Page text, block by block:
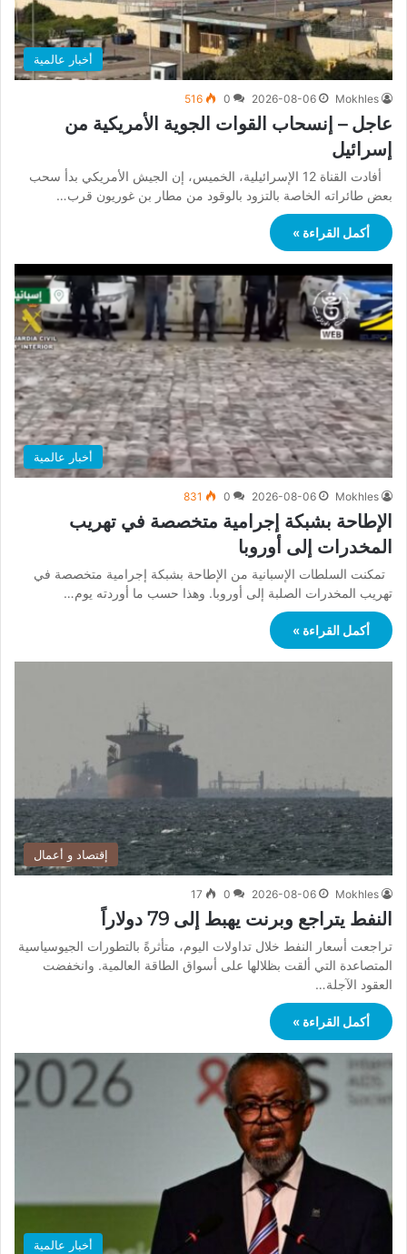
أخبار عالمية
Mokhles
2026-08-06
0
516
عاجل – إنسحاب القوات الجوية الأمريكية من
إسرائيل
أفادت القناة 12 الإسرائيلية، الخميس، إن الجيش الأمريكي بدأ سحب
بعض طائراته الخاصة بالتزود بالوقود من مطار بن غوريون قرب…
أكمل القراءة »
أخبار عالمية
Mokhles
2026-08-06
0
831
الإطاحة بشبكة إجرامية متخصصة في تهريب
المخدرات إلى أوروبا
تمكنت السلطات الإسبانية من الإطاحة بشبكة إجرامية متخصصة في
تهريب المخدرات الصلبة إلى أوروبا. وهذا حسب ما أوردته يوم…
أكمل القراءة »
إقتصاد و أعمال
Mokhles
2026-08-06
0
17
النفط يتراجع وبرنت يهبط إلى 79 دولاراً
تراجعت أسعار النفط خلال تداولات اليوم، متأثرةً بالتطورات الجيوسياسية
المتصاعدة التي ألقت بظلالها على أسواق الطاقة العالمية. وانخفضت
العقود الآجلة…
أكمل القراءة »
أخبار عالمية